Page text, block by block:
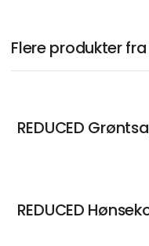
Flere produkter fra
REDUCED
REDUCED